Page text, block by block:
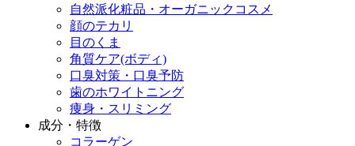
自然派化粧品・オーガニックコスメ
顔のテカリ
目のくま
角質ケア(ボディ)
口臭対策・口臭予防
歯のホワイトニング
痩身・スリミング
成分・特徴
コラーゲン